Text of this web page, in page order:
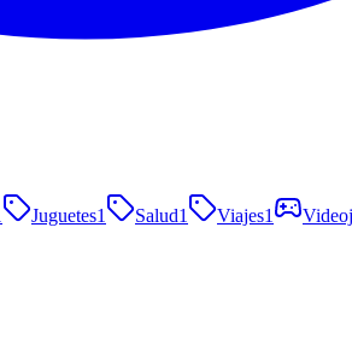
Juguetes1 Salud1 Viajes1